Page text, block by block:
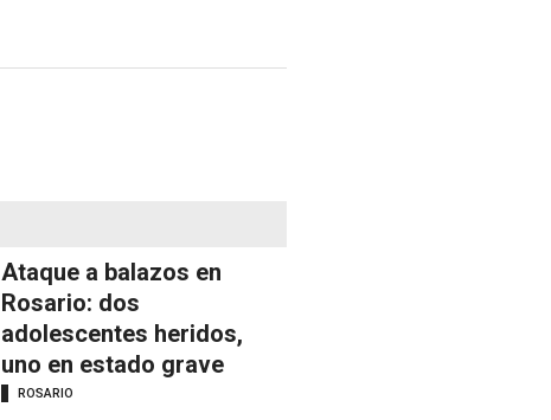
Ataque a balazos en
Rosario: dos
adolescentes heridos,
uno en estado grave
ROSARIO